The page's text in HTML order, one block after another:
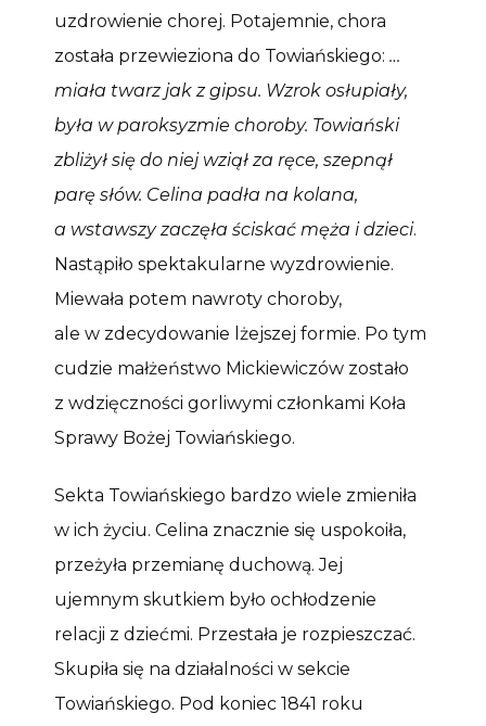
uzdrowienie chorej. Potajemnie, chora
została przewieziona do Towiańskiego: …
miała twarz jak z gipsu. Wzrok osłupiały,
była w paroksyzmie choroby. Towiański
zbliżył się do niej wziął za ręce, szepnął
parę słów. Celina padła na kolana,
a wstawszy zaczęła ściskać męża i dzieci.
Nastąpiło spektakularne wyzdrowienie.
Miewała potem nawroty choroby,
ale w zdecydowanie lżejszej formie. Po tym
cudzie małżeństwo Mickiewiczów zostało
z wdzięczności gorliwymi członkami Koła
Sprawy Bożej Towiańskiego.
Sekta Towiańskiego bardzo wiele zmieniła
w ich życiu. Celina znacznie się uspokoiła,
przeżyła przemianę duchową. Jej
ujemnym skutkiem było ochłodzenie
relacji z dziećmi. Przestała je rozpieszczać.
Skupiła się na działalności w sekcie
Towiańskiego. Pod koniec 1841 roku